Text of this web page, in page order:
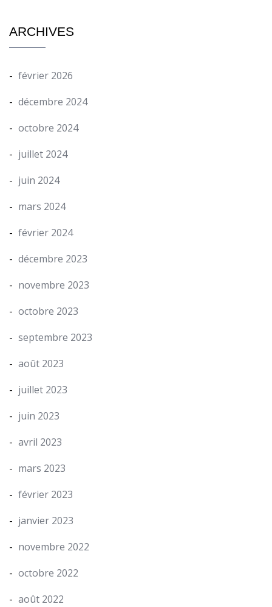
ARCHIVES
février 2026
décembre 2024
octobre 2024
juillet 2024
juin 2024
mars 2024
février 2024
décembre 2023
novembre 2023
octobre 2023
septembre 2023
août 2023
juillet 2023
juin 2023
avril 2023
mars 2023
février 2023
janvier 2023
novembre 2022
octobre 2022
août 2022